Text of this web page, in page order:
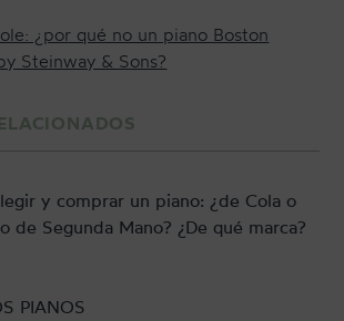
¿por qué no un piano Boston
Steinway & Sons?
y comprar un piano: ¿de Cola o
de Segunda Mano? ¿De qué marca?
PIANOS